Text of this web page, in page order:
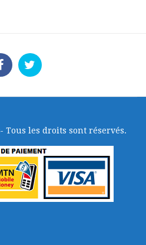
- Tous les droits sont réservés.